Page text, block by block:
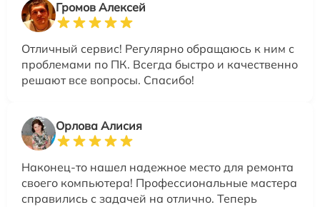
Громов Алексей
Отличный сервис! Регулярно обращаюсь к ним с
проблемами по ПК. Всегда быстро и качественно
решают все вопросы. Спасибо!
Орлова Алисия
Наконец-то нашел надежное место для ремонта
своего компьютера! Профессиональные мастера
справились с задачей на отлично. Теперь